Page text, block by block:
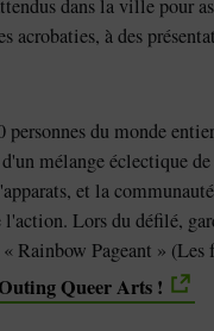
dans la ville pour
acrobaties, à des
personnes du monde
mélange éclectique
et la
Lors du défilé,
Rainbow Pageant » (Les
Queer Arts !